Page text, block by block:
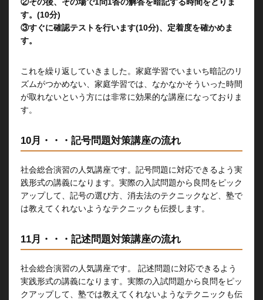
す。(10分)
③すぐに確認テストを行います(10分)、定着度を確かめま
す。
これを繰り返していきました。家庭学習でいまいち暗記のリ
ズムがつかめない、家庭学習では、なかなかそういった時間
が取れないという方には非常に効果的な講座になっておりま
す。
10月・・・記号問題対策講座の流れ
社会総合演習の人気講座です。記号問題に対応できるよう実
践形式の講義になります。実際の入試問題から良問をピック
アップして、記号の選び方、消去法のテクニックなど、塾で
は教えてくれないようなテクニックも伝授します。
11月・・・記述問題対策講座の流れ
社会総合演習の人気講座です。 記述問題に対応できるよう
実践形式の講義になります。実際の入試問題から良問をピッ
クアップして、塾では教えてくれないようなテクニックも伝